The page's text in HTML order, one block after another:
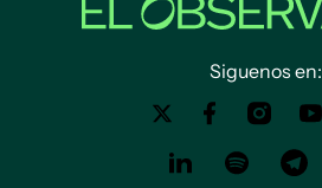
Siguenos en: